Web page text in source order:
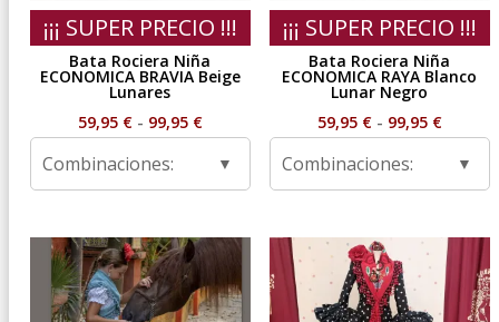
¡¡¡ SUPER PRECIO !!!
Bata Rociera Niña
ECONOMICA BRAVIA Beige
Lunares
59,95 € - 99,95 €Rango
59,95 €
99,95 €
Combinaciones:
¡¡¡ SUPER PRECIO !!!
Bata Rociera Niña
ECONOMICA RAYA Blanco
Lunar Negro
59,95 € - 99,95 €Rango
59,95 €
hasta
99,95 €
Combinaciones: